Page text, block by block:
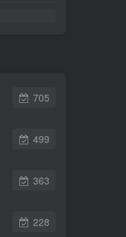
705
499
363
228